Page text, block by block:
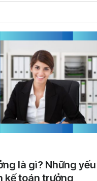
là gì? Những
kế toán trưởng